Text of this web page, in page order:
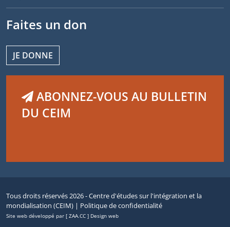
Faites un don
JE DONNE
ABONNEZ-VOUS AU BULLETIN
DU CEIM
Tous droits réservés 2026 - Centre d'études sur l'intégration et la
mondialisation (CEIM) | Politique de confidentialité
Site web développé par [ ZAA.CC ] Design web